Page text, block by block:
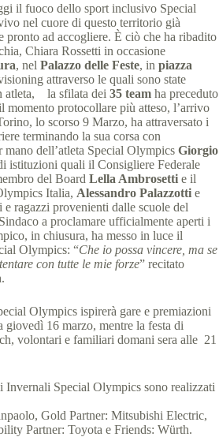
il fuoco dello sport inclusivo Special
nel cuore di questo territorio già
pronto ad accogliere. È ciò che ha ribadito
Chiara Rossetti in occasione
, nel Palazzo delle Feste, in piazza
attraverso le quali sono state
atleta, la sfilata dei 35 team ha preceduto
momento protocollare più atteso, l’arrivo
lo scorso 9 Marzo, ha attraversato i
terminando la sua corsa con
mano dell’atleta Special Olympics Giorgio
istituzioni quali il Consigliere Federale
del Board Lella Ambrosetti e il
Italia, Alessandro Palazzotti e
ragazzi provenienti dalle scuole del
a proclamare ufficialmente aperti i
in chiusura, ha messo in luce il
Olympics: “Che io possa vincere, ma se
con tutte le mie forze” recitato
.
Olympics ispirerà gare e premiazioni
giovedì 16 marzo, mentre la festa di
volontari e familiari domani sera alle 21
Special Olympics sono realizzati
Gold Partner: Mitsubishi Electric,
Partner: Toyota e Friends: Würth.